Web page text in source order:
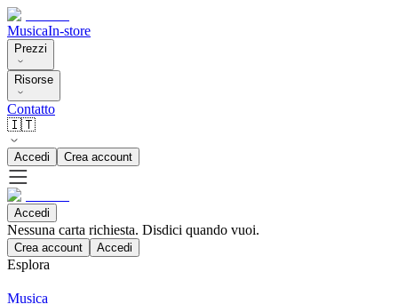
MusicaIn-store
Prezzi
Risorse
Contatto
🇮🇹
Accedi Crea account
Accedi
Nessuna carta richiesta. Disdici quando vuoi.
Crea account Accedi
Esplora
Musica